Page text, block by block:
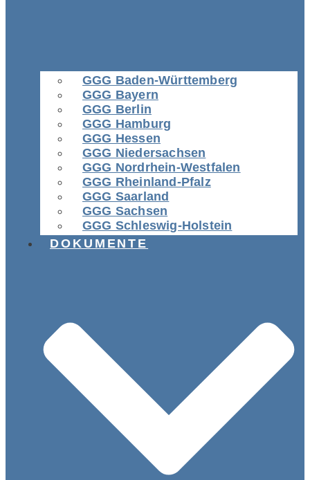
GGG Baden-Württemberg
GGG Bayern
GGG Berlin
GGG Hamburg
GGG Hessen
GGG Niedersachsen
GGG Nordrhein-Westfalen
GGG Rheinland-Pfalz
GGG Saarland
GGG Sachsen
GGG Schleswig-Holstein
DOKUMENTE